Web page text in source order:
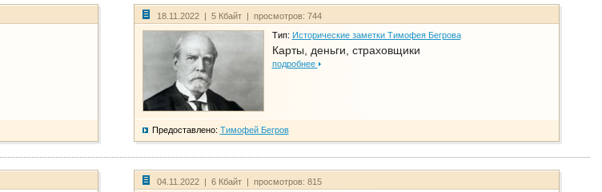
18.11.2022 | 5 Кбайт | просмотров: 744
Тип: Исторические заметки Тимофея Бегрова
Карты, деньги, страховщики
подробнее
Предоставлено: Тимофей Бегров
04.11.2022 | 6 Кбайт | просмотров: 815